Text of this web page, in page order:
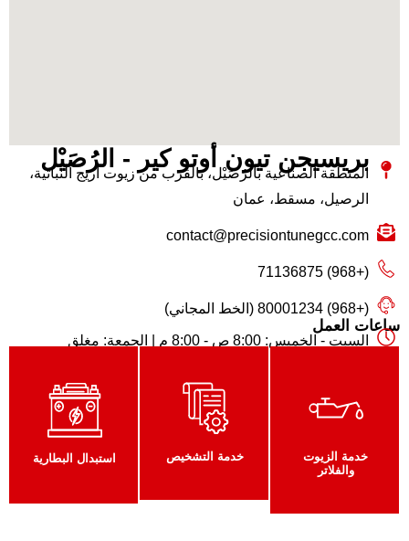
بريسيجن تيون أوتو كير - الرُصَيْل
المنطقة الصناعية بالرُصَيْل، بالقرب من زيوت أريج النباتية،
الرصيل، مسقط، عمان
contact@precisiontunegcc.com
(+968) 71136875
(+968) 80001234 (الخط المجاني)
ساعات العمل
السبت - الخميس: 8:00 ص - 8:00 م | الجمعة: مغلق
خدمة الزيوت
والفلاتر
خدمة التشخيص استبدال البطارية